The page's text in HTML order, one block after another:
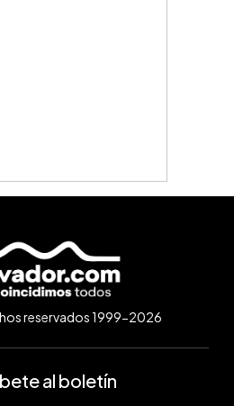
reservados 1999-2026
al boletín